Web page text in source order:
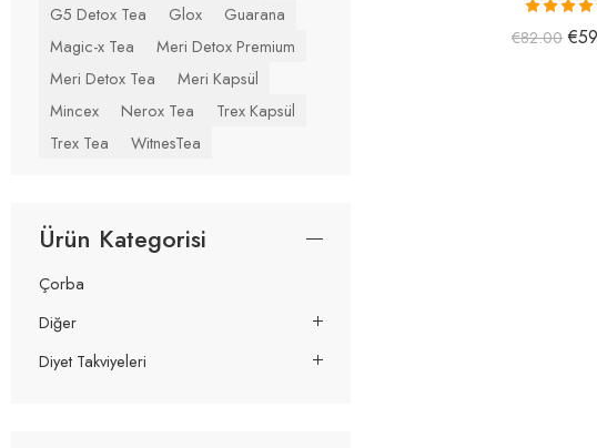
5
€82.00 €
G5 Detox Tea
Glox
Guarana
Magic-x Tea
Meri Detox Premium
Meri Detox Tea
Meri Kapsül
Mincex
Nerox Tea
Trex Kapsül
Trex Tea
WitnesTea
Ürün Kategorisi
Çorba
Diğer
Diyet Takviyeleri